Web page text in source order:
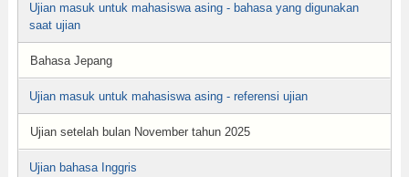
Ujian masuk untuk mahasiswa asing - bahasa yang digunakan
saat ujian
Bahasa Jepang
Ujian masuk untuk mahasiswa asing - referensi ujian
Ujian setelah bulan November tahun 2025
Ujian bahasa Inggris